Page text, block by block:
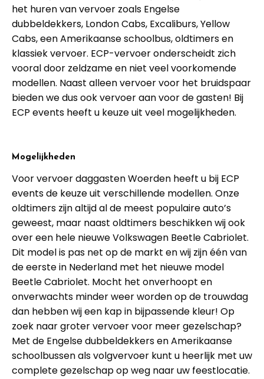
het huren van vervoer zoals Engelse
dubbeldekkers, London Cabs, Excaliburs, Yellow
Cabs, een Amerikaanse schoolbus, oldtimers en
klassiek vervoer. ECP-vervoer onderscheidt zich
vooral door zeldzame en niet veel voorkomende
modellen. Naast alleen vervoer voor het bruidspaar
bieden we dus ook vervoer aan voor de gasten! Bij
ECP events heeft u keuze uit veel mogelijkheden.
Mogelijkheden
Voor vervoer daggasten Woerden heeft u bij ECP
events de keuze uit verschillende modellen. Onze
oldtimers zijn altijd al de meest populaire auto’s
geweest, maar naast oldtimers beschikken wij ook
over een hele nieuwe Volkswagen Beetle Cabriolet.
Dit model is pas net op de markt en wij zijn één van
de eerste in Nederland met het nieuwe model
Beetle Cabriolet. Mocht het onverhoopt en
onverwachts minder weer worden op de trouwdag
dan hebben wij een kap in bijpassende kleur! Op
zoek naar groter vervoer voor meer gezelschap?
Met de Engelse dubbeldekkers en Amerikaanse
schoolbussen als volgvervoer kunt u heerlijk met uw
complete gezelschap op weg naar uw feestlocatie.